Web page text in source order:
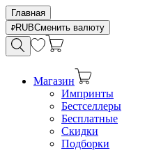
Главная
RUBСменить валюту
Магазин
Импринты
Бестселлеры
Бесплатные
Скидки
Подборки